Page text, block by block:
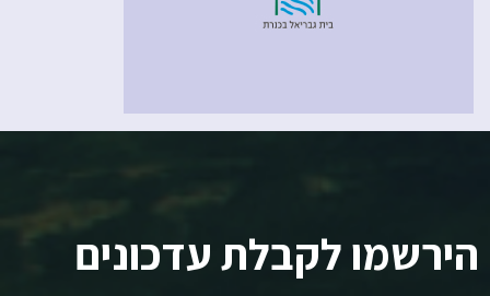
הירשמו לקבלת עדכונים